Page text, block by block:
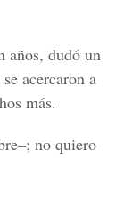
años, dudó un
acercaron a
más.
no quiero